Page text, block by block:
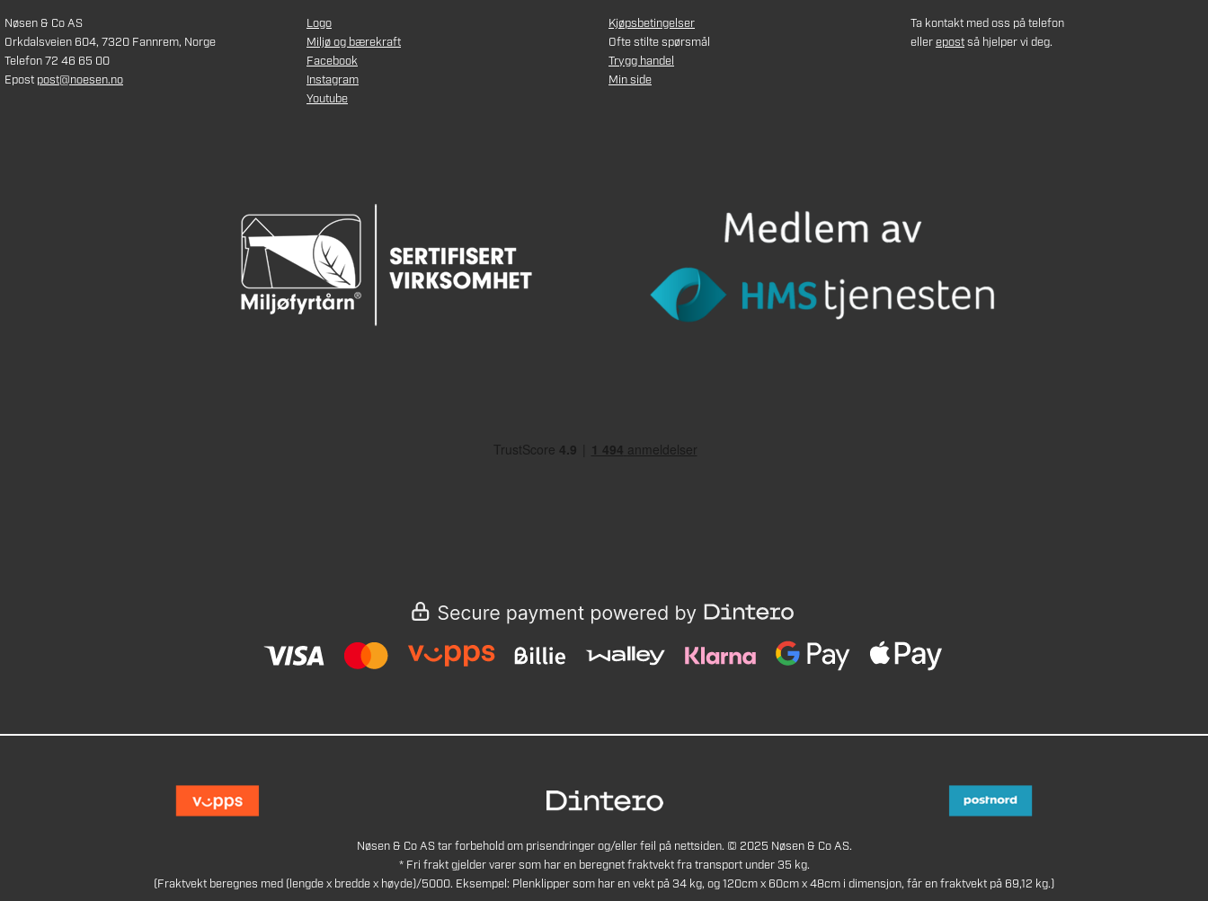
Nøsen & Co AS
Orkdalsveien 604, 7320 Fannrem, Norge
Telefon 72 46 65 00
Epost post@noesen.no
Logo
Miljø og bærekraft
Facebook
Instagram
Youtube
Kjøpsbetingelser
Ofte stilte spørsmål
Trygg handel
Min side
Ta kontakt med oss på telefon
ellerepostså hjelper vi deg.
Nøsen & Co AS tar forbehold om prisendringer og/eller feil på nettsiden. © 2025 Nøsen & Co AS.
* Fri frakt gjelder varer som har en beregnet fraktvekt fra transport under 35 kg.
(Fraktvekt beregnes med (lengde x bredde x høyde)/5000. Eksempel: Plenklipper som har en vekt på 34 kg, og 120cm x 60cm x 48cm i dimensjon, får en fraktvekt på 69,12 kg.)